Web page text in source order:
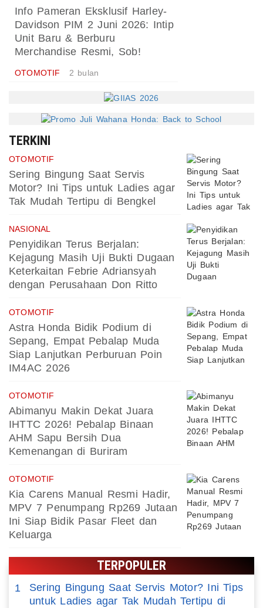
Info Pameran Eksklusif Harley-
Davidson PIM 2 Juni 2026: Intip
Unit Baru & Berburu
Merchandise Resmi, Sob!
OTOMOTIF 2 bulan
TERKINI
OTOMOTIF
Sering Bingung Saat Servis
Motor? Ini Tips untuk Ladies agar
Tak Mudah Tertipu di Bengkel
NASIONAL
Penyidikan Terus Berjalan:
Kejagung Masih Uji Bukti Dugaan
Keterkaitan Febrie Adriansyah
dengan Perusahaan Don Ritto
OTOMOTIF
Astra Honda Bidik Podium di
Sepang, Empat Pebalap Muda
Siap Lanjutkan Perburuan Poin
IM4AC 2026
OTOMOTIF
Abimanyu Makin Dekat Juara
IHTTC 2026! Pebalap Binaan
AHM Sapu Bersih Dua
Kemenangan di Buriram
OTOMOTIF
Kia Carens Manual Resmi Hadir,
MPV 7 Penumpang Rp269 Jutaan
Ini Siap Bidik Pasar Fleet dan
Keluarga
TERPOPULER
1
Sering Bingung Saat Servis Motor? Ini Tips
untuk Ladies agar Tak Mudah Tertipu di